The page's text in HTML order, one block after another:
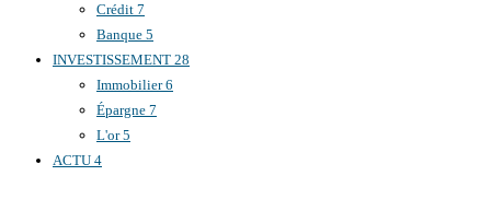
Crédit 7
Banque 5
INVESTISSEMENT 28
Immobilier6
Épargne 7
L'or5
ACTU 4